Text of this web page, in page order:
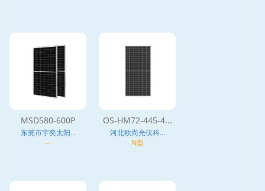
MSD580-600P
东莞市宇奕太阳...
--
OS-HM72-445-4...
河北欧尚光伏科...
N型